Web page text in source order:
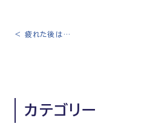
投
ー
< 疲れた後は…
カテゴリー